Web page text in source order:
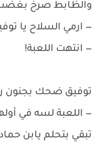
والظابط صرخ
— ارمي السلاح يا
— انتهت اللعبة!
توفيق ضحك بجنون
— اللعبة لسه في
تبقي بتحلم يابن